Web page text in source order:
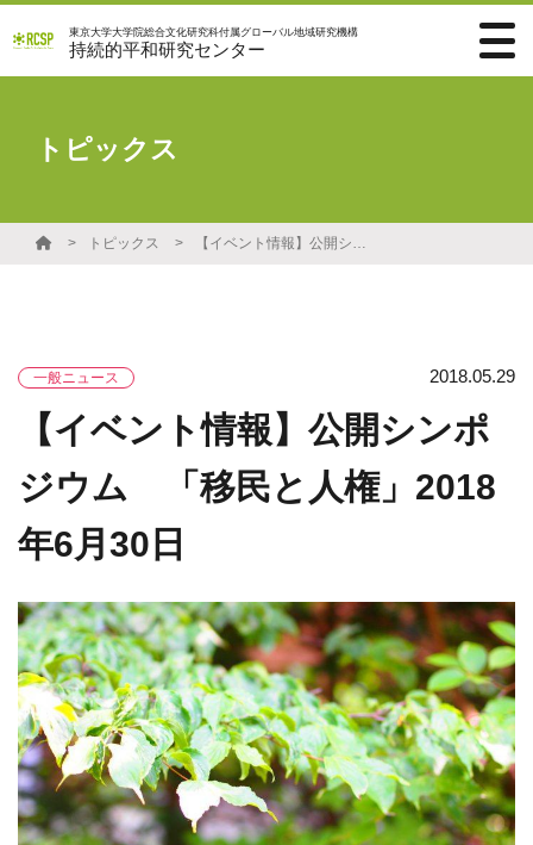
東京大学大学院総合文化研究科付属グローバル地域研究機構
持続的平和研究センター
トピックス
トピックス 【イベント情報】公開シンポジウム 「移民と人権」2018年6月30日
一般ニュース 2018.05.29
【イベント情報】公開シンポ
ジウム 「移民と人権」2018
年6月30日